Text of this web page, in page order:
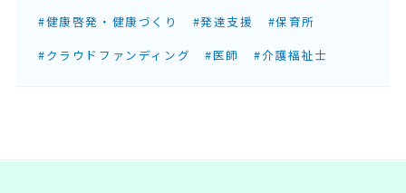
#健康啓発・健康づくり
#発達支援
#保育所
#クラウドファンディング
#医師 #介護福祉士